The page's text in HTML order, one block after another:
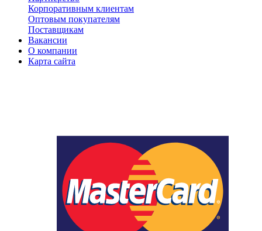
Корпоративным клиентам
Оптовым покупателям
Поставщикам
Вакансии
О компании
Карта сайта